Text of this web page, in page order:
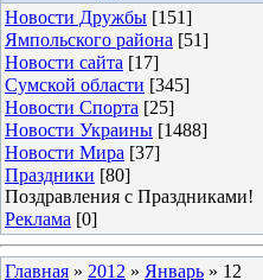
Новости Дружбы [151]
Ямпольского района [51]
Новости сайта [17]
Сумской области [345]
Новости Спорта [25]
Новости Украины [1488]
Новости Мира [37]
Праздники [80]
Поздравления с Праздниками!
Реклама [0]
Главная » 2012 » Январь » 12